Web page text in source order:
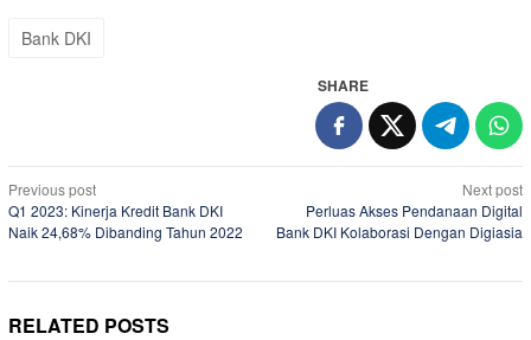
Bank DKI
SHARE
Post
navigation
Previous post
Q1 2023: Kinerja Kredit Bank DKI
Naik 24,68% Dibanding Tahun 2022
Next post
Perluas Akses Pendanaan Digital
Bank DKI Kolaborasi Dengan Digiasia
RELATED POSTS